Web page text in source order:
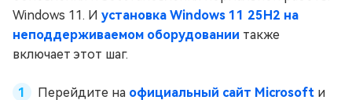
Windows 11. И установка Windows 11 25H2 на
неподдерживаемом оборудовании также
включает этот шаг.
Перейдите на официальный сайт Microsoft и